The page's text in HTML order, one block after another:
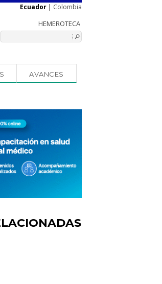
Ecuador | Colombia
AVANCES